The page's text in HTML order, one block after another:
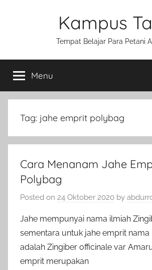
Kampus
Tempat Belajar Para Petani
Menu
Tag: jahe emprit polybag
Cara Menanam Jahe
Polybag
Posted on 24 Oktober 2020 by
Jahe mempunyai nama ilmiah
sementara untuk jahe emprit nama
adalah Zingiber officinale var
emprit merupakan